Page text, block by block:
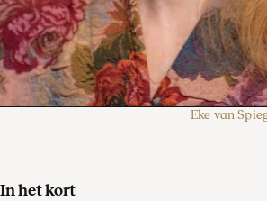
Eke van
In het kort